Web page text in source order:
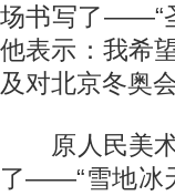
场书写了——“
他表示：我希
及对北京冬奥
原人民美术
了——“雪地冰